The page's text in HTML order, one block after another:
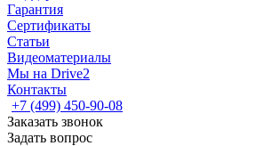
Гарантия
Сертификаты
Статьи
Видеоматериалы
Мы на Drive2
Контакты
+7 (499) 450-90-08
Заказать звонок
Задать вопрос